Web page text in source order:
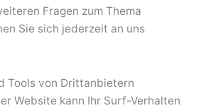
Fragen zum Thema
Sie sich jederzeit an uns
Tools von Dritt­anbietern
Website kann Ihr Surf-Verhalten